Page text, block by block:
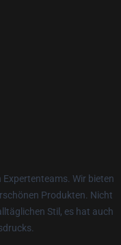
Wir bieten
Produkten. Nicht
Stil, es hat auch